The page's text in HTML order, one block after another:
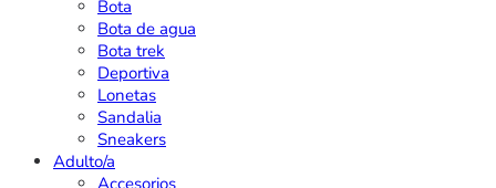
Bota
Bota de agua
Bota trek
Deportiva
Lonetas
Sandalia
Sneakers
Adulto/a